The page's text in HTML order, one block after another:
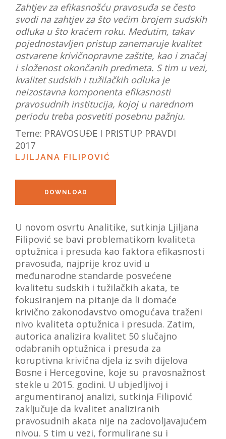
Zahtjev za efikasnošću pravosuđa se često
svodi na zahtjev za što većim brojem sudskih
odluka u što kraćem roku. Međutim, takav
pojednostavljen pristup zanemaruje kvalitet
ostvarene krivičnopravne zaštite, kao i značaj
i složenost okončanih predmeta. S tim u vezi,
kvalitet sudskih i tužilačkih odluka je
neizostavna komponenta efikasnosti
pravosudnih institucija, kojoj u narednom
periodu treba posvetiti posebnu pažnju.
Teme: PRAVOSUĐE I PRISTUP PRAVDI
2017
LJILJANA FILIPOVIĆ
DOWNLOAD
U novom osvrtu Analitike, sutkinja Ljiljana
Filipović se bavi problematikom kvaliteta
optužnica i presuda kao faktora efikasnosti
pravosuđa, najprije kroz uvid u
međunarodne standarde posvećene
kvalitetu sudskih i tužilačkih akata, te
fokusiranjem na pitanje da li domaće
krivično zakonodavstvo omogućava traženi
nivo kvaliteta optužnica i presuda. Zatim,
autorica analizira kvalitet 50 slučajno
odabranih optužnica i presuda za
koruptivna krivična djela iz svih dijelova
Bosne i Hercegovine, koje su pravosnažnost
stekle u 2015. godini. U ubjedljivoj i
argumentiranoj analizi, sutkinja Filipović
zaključuje da kvalitet analiziranih
pravosudnih akata nije na zadovoljavajućem
nivou. S tim u vezi, formulirane su i